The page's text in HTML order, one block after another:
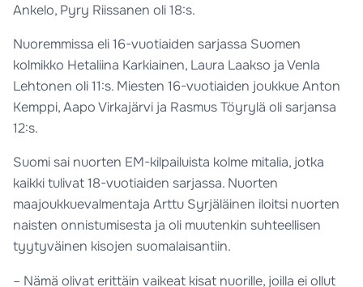
Ankelo, Pyry Riissanen oli 18:s.
Nuoremmissa eli 16-vuotiaiden sarjassa Suomen
kolmikko Hetaliina Karkiainen, Laura Laakso ja Venla
Lehtonen oli 11:s. Miesten 16-vuotiaiden joukkue Anton
Kemppi, Aapo Virkajärvi ja Rasmus Töyrylä oli sarjansa
12:s.
Suomi sai nuorten EM-kilpailuista kolme mitalia, jotka
kaikki tulivat 18-vuotiaiden sarjassa. Nuorten
maajoukkuevalmentaja Arttu Syrjäläinen iloitsi nuorten
naisten onnistumisesta ja oli muutenkin suhteellisen
tyytyväinen kisojen suomalaisantiin.
– Nämä olivat erittäin vaikeat kisat nuorille, joilla ei ollut